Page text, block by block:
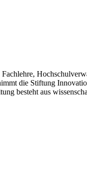
die Stiftung
besteht aus